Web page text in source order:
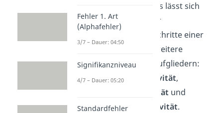
wissenschaftlicher Tests lässt sich
Objektivität anhand der
wesentlichen Prozessschritte einer
Untersuchung in drei weitere
wesentliche Bereiche aufgliedern:
Durchführungsobjektivität,
Auswertungsobjektivität und
Interpretationsobjektivität.
Fehler 1. Art
(Alphafehler)
3/7 – Dauer: 04:50
Signifikanzniveau
4/7 – Dauer: 05:20
Standardfehler